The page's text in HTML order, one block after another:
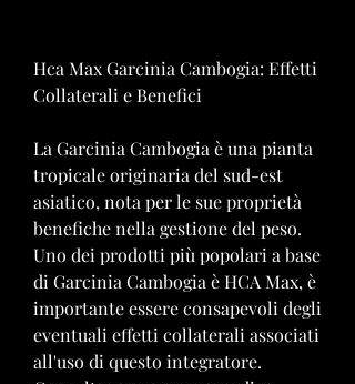
Hca Max Garcinia Cambogia: Effetti
Collaterali e Benefici
La Garcinia Cambogia è una pianta
tropicale originaria del sud-est
asiatico, nota per le sue proprietà
benefiche nella gestione del peso.
Uno dei prodotti più popolari a base
di Garcinia Cambogia è HCA Max, è
importante essere consapevoli degli
eventuali effetti collaterali associati
all'uso di questo integratore.